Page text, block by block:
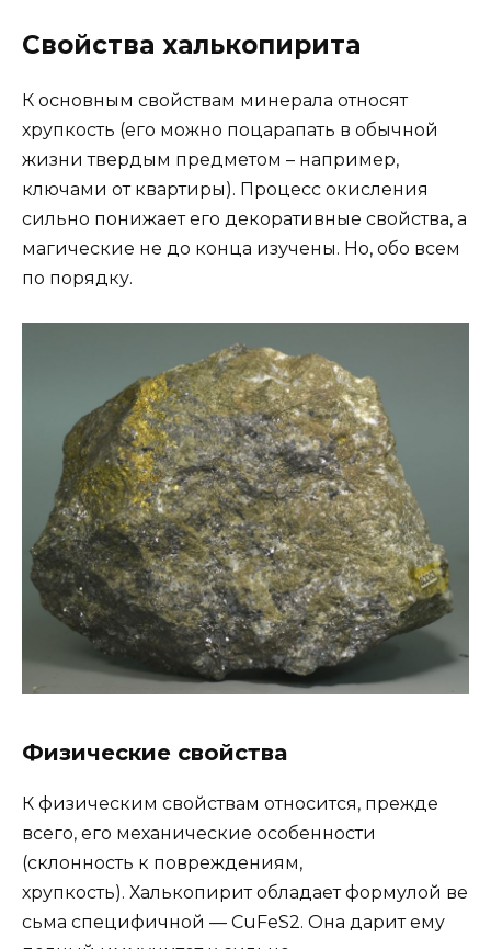
Свойства халькопирита
К основным свойствам минерала относят
хрупкость (его можно поцарапать в обычной
жизни твердым предметом – например,
ключами от квартиры). Процесс окисления
сильно понижает его декоративные свойства, а
магические не до конца изучены. Но, обо всем
по порядку.
Физические свойства
К физическим свойствам относится, прежде
всего, его механические особенности
(склонность к повреждениям,
хрупкость). Халькопирит обладает формулой ве
сьма специфичной — CuFeS2. Она дарит ему